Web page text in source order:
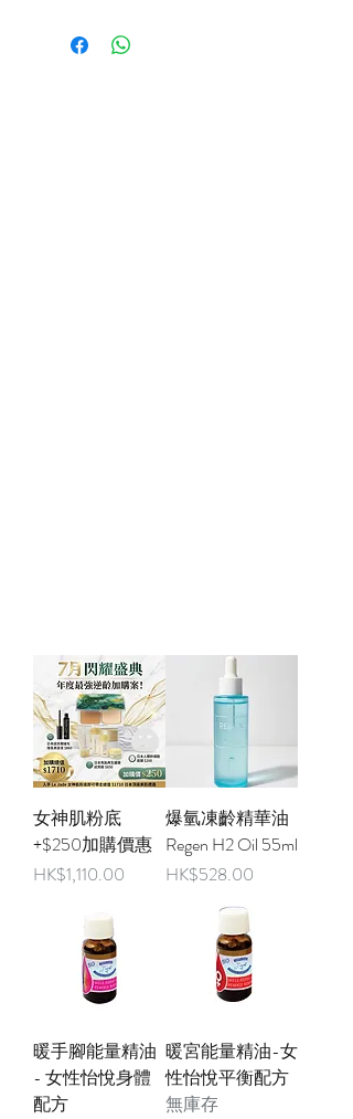
女神肌粉底
+$250加購價惠
價格
HK$1,110.00
爆氫凍齡精華油
Regen H2 Oil 55ml
價格
HK$528.00
暖手腳能量精油
- 女性怡悅身體
配方
暖宮能量精油-女
性怡悅平衡配方
無庫存